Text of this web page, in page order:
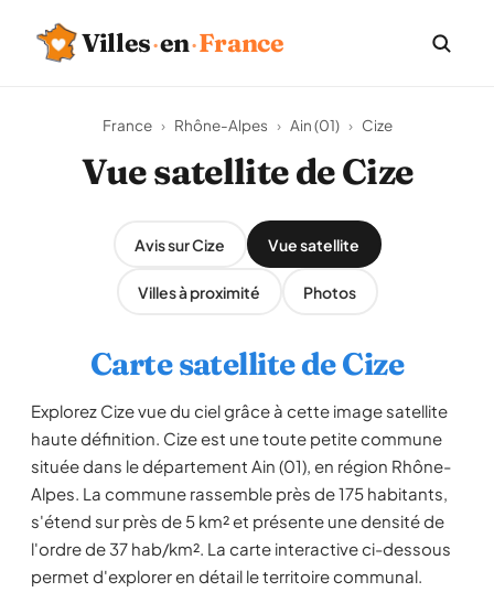
Villes·en·France
France › Rhône-Alpes › Ain (01) › Cize
Vue satellite de Cize
Avis sur Cize Vue satellite
Villes à proximité Photos
Carte satellite de Cize
Explorez Cize vue du ciel grâce à cette image satellite
haute définition. Cize est une toute petite commune
située dans le département Ain (01), en région Rhône-
Alpes. La commune rassemble près de 175 habitants,
s'étend sur près de 5 km² et présente une densité de
l'ordre de 37 hab/km². La carte interactive ci-dessous
permet d'explorer en détail le territoire communal.